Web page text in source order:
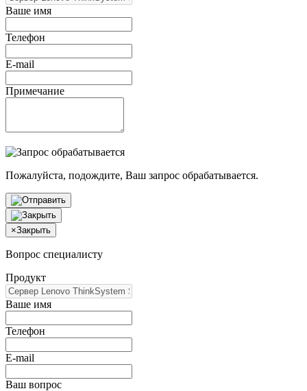
Ваше имя
Телефон
E-mail
Примечание
Пожалуйста, подождите, Ваш запрос обрабатывается.
×Закрыть
Вопрос специалисту
Продукт
Ваше имя
Телефон
E-mail
Ваш вопрос